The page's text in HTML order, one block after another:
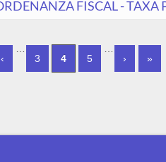
FISCAL - TAXA
‹
3
4 5
›
»